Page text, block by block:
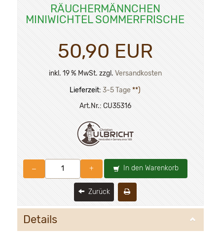
RÄUCHERMÄNNCHEN
MINIWICHTEL SOMMERFRISCHE
50,90 EUR
inkl. 19 % MwSt. zzgl. Versandkosten
Lieferzeit: 3-5 Tage **)
Art.Nr.: CU35316
– + In den Warenkorb
Zurück
Details